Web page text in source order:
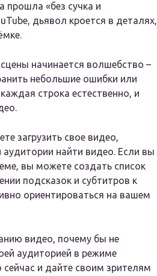
прошла «без сучка и
дьявол кроется в деталях,
начинается волшебство –
небольшие ошибки или
строка естественно, и
загрузить свое видео,
найти видео. Если вы
вы можете создать список
подсказок и субтитров к
ориентироваться на вашем
видео, почему бы не
аудиторией в режиме
и дайте своим зрителям